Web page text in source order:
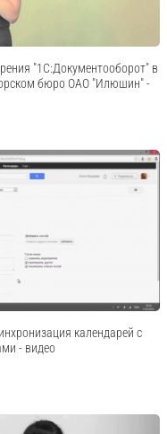
"1С:Документооборот" в
бюро ОАО "Илюшин" -
"1С:Документооборот" в
бюро ОАО "Илюшин"
Мероприятие: DOCFLOW
видео
календарей с
- видео